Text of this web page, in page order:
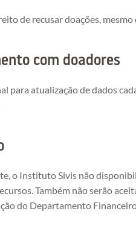
de recusar doações,
com doadores
para atualização de dados
o Instituto Sivis não
Também não serão
do Departamento